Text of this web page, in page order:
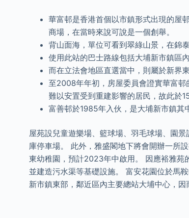
華富邨是香港首個以市鎮形式出現的屋
商場，在當時來說可說是一個創舉。
背山面海，單位可看到翠綠山景，在錦
使用此站的巴士路線包括大埔新市鎮區
而在立法會地區直選當中，則屬於新界
至2008年年初，房屋委員會證實華富邨
難以安置受到重建影響的居民，故此於
富善邨於1985年入伙，是大埔新市鎮其
屋苑設兒童遊樂場、籃球場、羽毛球場、園
庫停車場。 此外，雅盛閣地下將會開辦一所
東幼稚園，預計2023年中啟用。 因應裕雅苑
並建造污水渠等基礎設施。 富安花園位於馬
新市鎮東部，鄰近區內主要總站大埔中心，因